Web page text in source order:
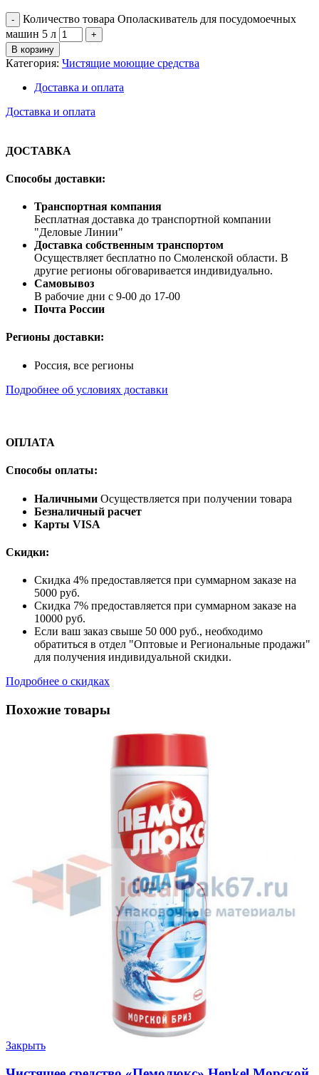
Количество товара Ополаскиватель для посудомоечных
машин 5 л
В корзину
Категория: Чистящие моющие средства
Доставка и оплата
Доставка и оплата
ДОСТАВКА
Способы доставки:
Транспортная компания
Бесплатная доставка до транспортной компании
"Деловые Линии"
Доставка собственным транспортом
Осуществляет бесплатно по Смоленской области. В
другие регионы обговаривается индивидуально.
Самовывоз
В рабочие дни с 9-00 до 17-00
Почта России
Регионы доставки:
Россия, все регионы
Подробнее об условиях доставки
ОПЛАТА
Способы оплаты:
Наличными Осуществляется при получении товара
Безналичный расчет
Карты VISA
Скидки:
Скидка 4% предоставляется при суммарном заказе на
5000 руб.
Скидка 7% предоставляется при суммарном заказе на
10000 руб.
Если ваш заказ свыше 50 000 руб., необходимо
обратиться в отдел "Оптовые и Региональные продажи"
для получения индивидуальной скидки.
Подробнее о скидках
Похожие товары
Закрыть